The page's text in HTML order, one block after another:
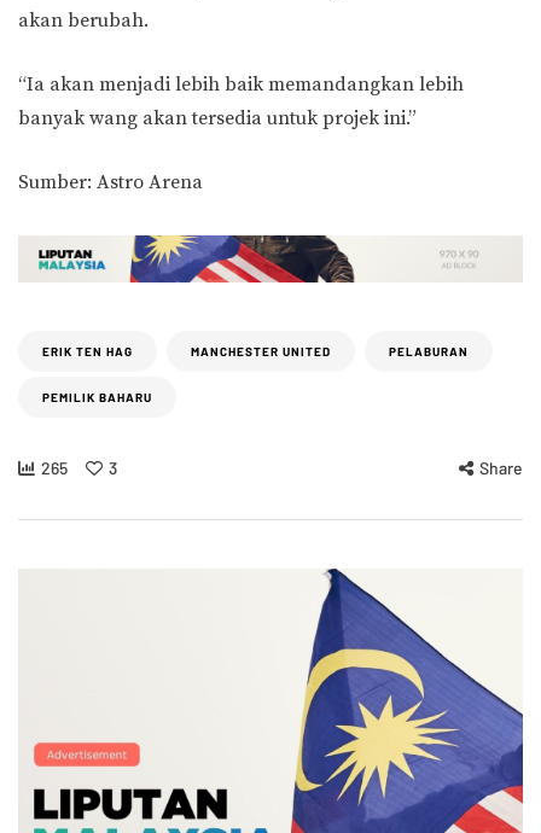
akan berubah.
“Ia akan menjadi lebih baik memandangkan lebih
banyak wang akan tersedia untuk projek ini.”
Sumber: Astro Arena
ERIK TEN HAG MANCHESTER UNITED PELABURAN
PEMILIK BAHARU
265 3 Share